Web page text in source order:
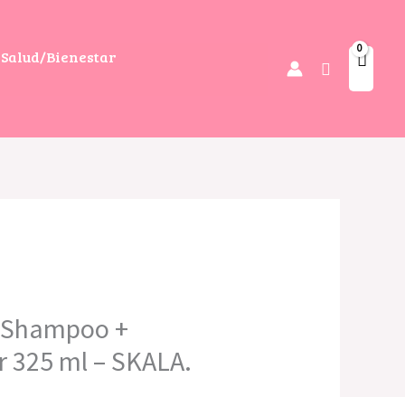
Salud/Bienestar
Buscar
+
ml – SKALA.